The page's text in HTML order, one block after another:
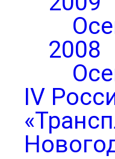
2008
IV